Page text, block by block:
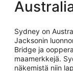
Sydney on
Jacksonin
Bridge ja
maamerkkejä.
näkemistä niin